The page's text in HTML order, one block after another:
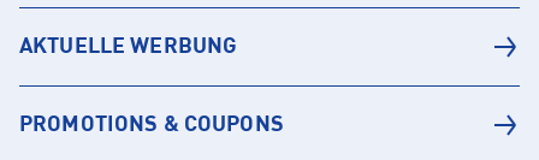
AKTUELLE WERBUNG
PROMOTIONS & COUPONS